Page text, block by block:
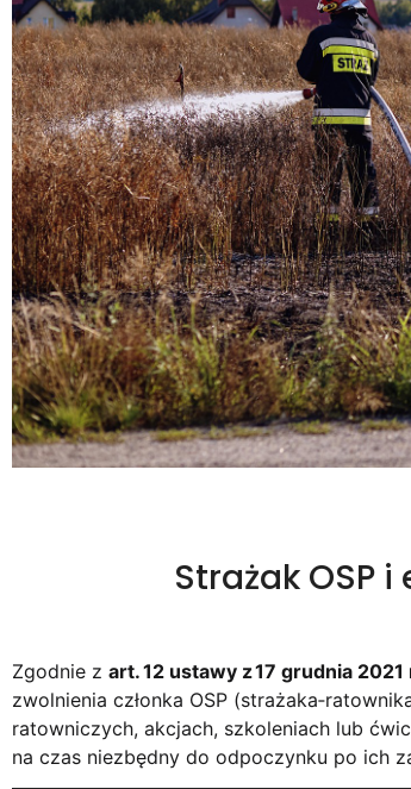
Strażak OSP
Zgodnie z art. 12 ustawy z 17 grudnia
zwolnienia członka OSP
ratowniczych, akcjach, szkoleniach lub
na czas niezbędny do odpoczynku po ich